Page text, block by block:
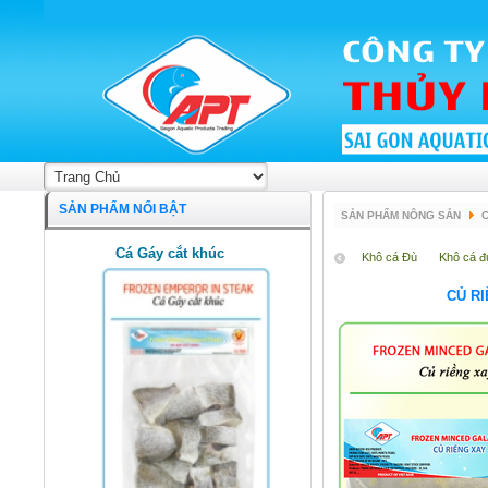
SẢN PHẨM NÔNG SẢN
Khô cá Đù Khô cá
CỦ
SẢN PHẨM NỔI BẬT
Cá Gáy cắt khúc